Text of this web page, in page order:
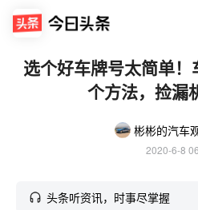
选个好车牌号太简单
个方法，捡漏
彬彬的汽车
2020-6-8
头条听资讯，时事尽掌握